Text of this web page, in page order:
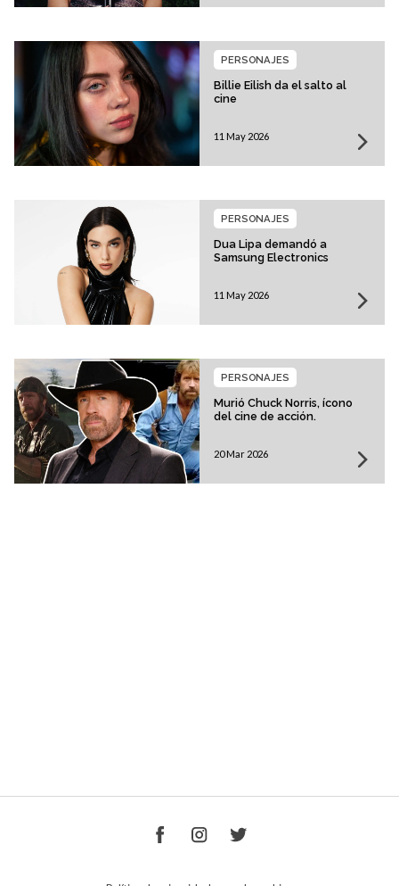
Billie Eilish da el salto al
cine
PERSONAJES
11 May 2026
Dua Lipa demandó a
Samsung Electronics
PERSONAJES
11 May 2026
Murió Chuck Norris, ícono
del cine de acción.
PERSONAJES
20 Mar 2026